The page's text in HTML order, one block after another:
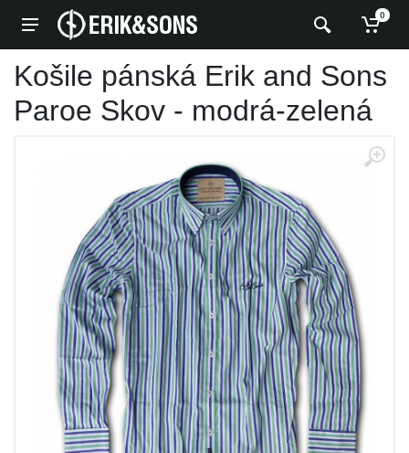
0
Košile pánská Erik and Sons
Paroe Skov - modrá-zelená